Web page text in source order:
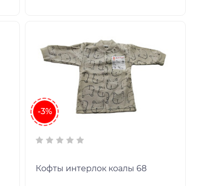
-3%
Кофты интерлок коалы 68